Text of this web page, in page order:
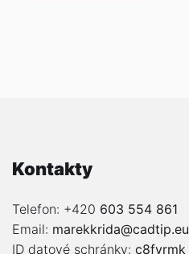
Kontakty
Telefon: +420 603 554 861
Email: marekkrida@cadtip.eu
ID datové schránky: c8fyrmk